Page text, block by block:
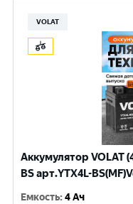
VOLAT
Аккумулятор VOLAT
BS арт.YTX4L-
Емкость:4 Ач